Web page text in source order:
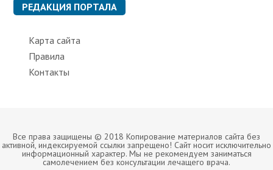
РЕДАКЦИЯ ПОРТАЛА
Карта сайта
Правила
Контакты
Все права защищены © 2018 Копирование материалов сайта без
активной, индексируемой ссылки запрещено! Сайт носит исключительно
информационный характер. Мы не рекомендуем заниматься
самолечением без консультации лечащего врача.